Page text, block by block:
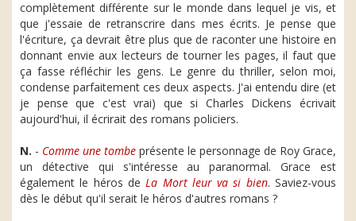
complètement différente sur le monde dans lequel je vis, et
que j'essaie de retranscrire dans mes écrits. Je pense que
l'écriture, ça devrait être plus que de raconter une histoire en
donnant envie aux lecteurs de tourner les pages, il faut que
ça fasse réfléchir les gens. Le genre du thriller, selon moi,
condense parfaitement ces deux aspects. J'ai entendu dire (et
je pense que c'est vrai) que si Charles Dickens écrivait
aujourd'hui, il écrirait des romans policiers.
N. - Comme une tombe présente le personnage de Roy Grace,
un détective qui s'intéresse au paranormal. Grace est
également le héros de La Mort leur va si bien. Saviez-vous
dès le début qu'il serait le héros d'autres romans ?